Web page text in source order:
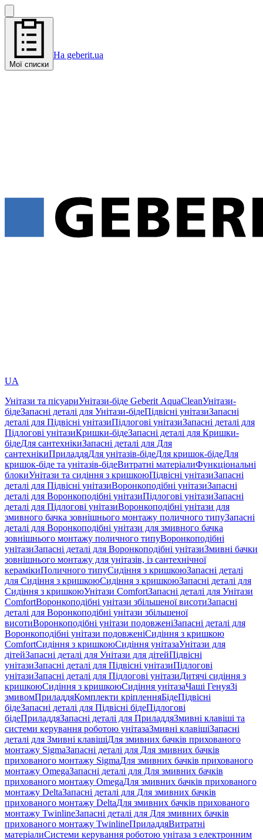
Мої списки
На geberit.ua
UA
Унітази та пісуариУнітази-біде Geberit AquaCleanУнітази-
бідеЗапасні деталі для Унітази-бідеПідвісні унітазиЗапасні
деталі для Підвісні унітазиПідлогові унітазиЗапасні деталі для
Підлогові унітазиКришки-бідеЗапасні деталі для Кришки-
бідеДля сантехнікиЗапасні деталі для Для
сантехнікиПриладдяДля унітазів-бідеДля кришок-бідеДля
кришок-біде та унітазів-бідеВитратні матеріалиФункціональні
блокиУнітази та сидіння з кришкоюПідвісні унітазиЗапасні
деталі для Підвісні унітазиВоронкоподібні унітазиЗапасні
деталі для Воронкоподібні унітазиПідлогові унітазиЗапасні
деталі для Підлогові унітазиВоронкоподібні унітази для
змивного бачка зовнішнього монтажу поличного типуЗапасні
деталі для Воронкоподібні унітази для змивного бачка
зовнішнього монтажу поличного типуВоронкоподібні
унітазиЗапасні деталі для Воронкоподібні унітазиЗмивні бачки
зовнішнього монтажу для унітазів, із сантехнічної
керамікиПоличного типуСидіння з кришкоюЗапасні деталі
для Сидіння з кришкоюСидіння з кришкоюЗапасні деталі для
Сидіння з кришкоюУнітази ComfortЗапасні деталі для Унітази
ComfortВоронкоподібні унітази збільшеної висотиЗапасні
деталі для Воронкоподібні унітази збільшеної
висотиВоронкоподібні унітази подовженіЗапасні деталі для
Воронкоподібні унітази подовженіСидіння з кришкою
ComfortСидіння з кришкоюСидіння унітазаУнітази для
дітейЗапасні деталі для Унітази для дітейПідвісні
унітазиЗапасні деталі для Підвісні унітазиПідлогові
унітазиЗапасні деталі для Підлогові унітазиДитячі сидіння з
кришкоюСидіння з кришкоюСидіння унітазаЧаші ГенуяЗі
змивомПриладдяКомплекти кріпленняБідеПідвісні
бідеЗапасні деталі для Підвісні бідеПідлогові
бідеПриладдяЗапасні деталі для ПриладдяЗмивні клавіші та
системи керування роботою унітазаЗмивні клавішіЗапасні
деталі для Змивні клавішіДля змивних бачків прихованого
монтажу SigmaЗапасні деталі для Для змивних бачків
прихованого монтажу SigmaДля змивних бачків прихованого
монтажу OmegaЗапасні деталі для Для змивних бачків
прихованого монтажу OmegaДля змивних бачків прихованого
монтажу DeltaЗапасні деталі для Для змивних бачків
прихованого монтажу DeltaДля змивних бачків прихованого
монтажу TwinlineЗапасні деталі для Для змивних бачків
прихованого монтажу TwinlineПриладдяВитратні
матеріалиСистеми керування роботою унітаза з електронним